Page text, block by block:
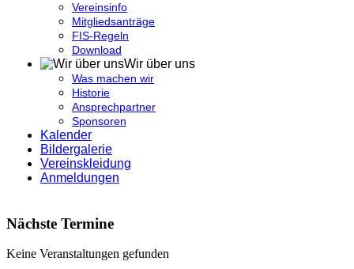
Vereinsinfo
Mitgliedsanträge
FIS-Regeln
Download
Wir über uns
Was machen wir
Historie
Ansprechpartner
Sponsoren
Kalender
Bildergalerie
Vereinskleidung
Anmeldungen
Nächste Termine
Keine Veranstaltungen gefunden